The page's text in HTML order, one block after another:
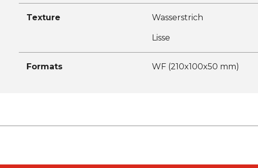
Texture Wasserstrich
Lisse
Formats WF (210x100x50 mm)